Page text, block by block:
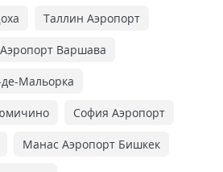
Таллин Аэропорт
Варшава
Мальорка
София Аэропорт
Манас Аэропорт Бишкек